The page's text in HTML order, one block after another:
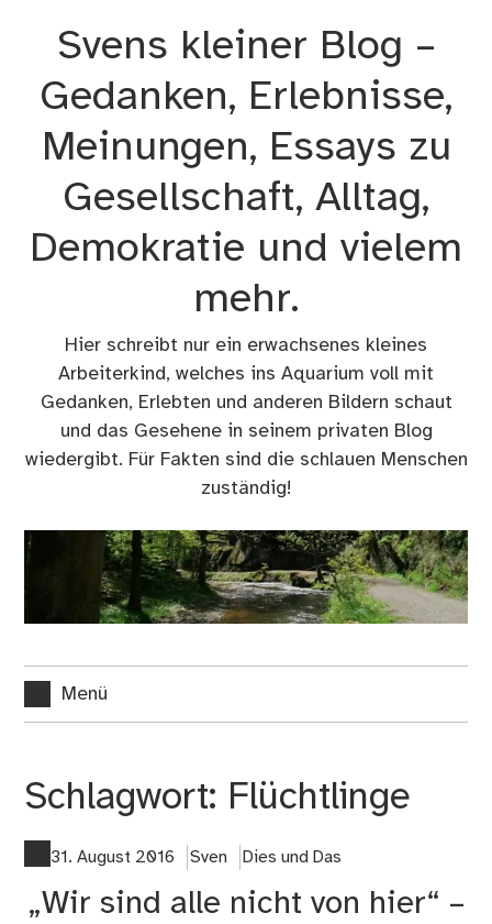
Svens kleiner Blog –
Gedanken, Erlebnisse,
Meinungen, Essays zu
Gesellschaft, Alltag,
Demokratie und vielem
mehr.
Hier schreibt nur ein erwachsenes kleines
Arbeiterkind, welches ins Aquarium voll mit
Gedanken, Erlebten und anderen Bildern schaut
und das Gesehene in seinem privaten Blog
wiedergibt. Für Fakten sind die schlauen Menschen
zuständig!
Menü
Schlagwort: Flüchtlinge
31. August 2016 Sven Dies und Das
„Wir sind alle nicht von hier“ –